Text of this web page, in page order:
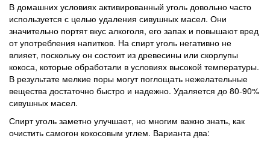
В домашних условиях активированный уголь довольно часто
используется с целью удаления сивушных масел. Они
значительно портят вкус алкоголя, его запах и повышают вред
от употребления напитков. На спирт уголь негативно не
влияет, поскольку он состоит из древесины или скорлупы
кокоса, которые обработали в условиях высокой температуры.
В результате мелкие поры могут поглощать нежелательные
вещества достаточно быстро и надежно. Удаляется до 80-90%
сивушных масел.
Спирт уголь заметно улучшает, но многим важно знать, как
очистить самогон кокосовым углем. Варианта два: